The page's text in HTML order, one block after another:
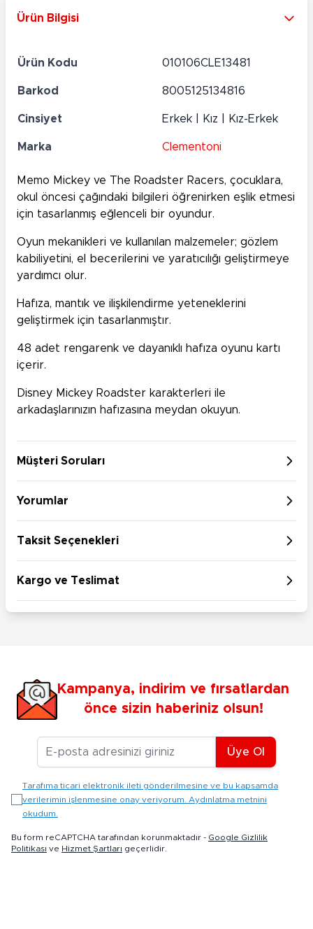
Ürün Bilgisi
Ürün Kodu 010106CLE13481
Barkod 8005125134816
Cinsiyet Erkek | Kız | Kız-Erkek
Marka Clementoni
Memo Mickey ve The Roadster Racers, çocuklara,
okul öncesi çağındaki bilgileri öğrenirken eşlik etmesi
için tasarlanmış eğlenceli bir oyundur.
Oyun mekanikleri ve kullanılan malzemeler; gözlem
kabiliyetini, el becerilerini ve yaratıcılığı geliştirmeye
yardımcı olur.
Hafıza, mantık ve ilişkilendirme yeteneklerini
geliştirmek için tasarlanmıştır.
48 adet rengarenk ve dayanıklı hafıza oyunu kartı
içerir.
Disney Mickey Roadster karakterleri ile
arkadaşlarınızın hafızasına meydan okuyun.
Müşteri Soruları
Yorumlar
Taksit Seçenekleri
Kargo ve Teslimat
Kampanya, indirim ve fırsatlardan
önce sizin haberiniz olsun!
E-posta Adresiniz
Üye Ol
Tarafıma ticari elektronik ileti gönderilmesine ve bu kapsamda
verilerimin işlenmesine onay veriyorum. Aydınlatma metnini
okudum.
Bu form reCAPTCHA tarafından korunmaktadır - Google Gizlilik
Politikası ve Hizmet Şartları geçerlidir.